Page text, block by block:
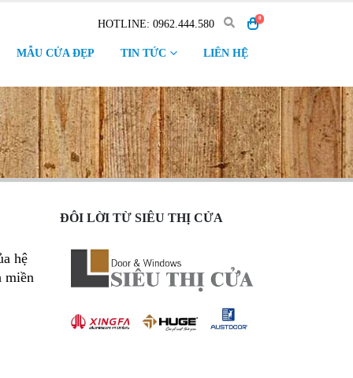
HOTLINE: 0962.444.580 0
MẪU CỬA ĐẸP TIN TỨC LIÊN HỆ
hệ
miền
ĐÔI LỜI TỪ SIÊU THỊ CỬA